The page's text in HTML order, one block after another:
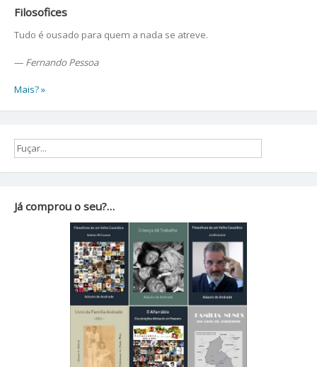
Filosofices
Tudo é ousado para quem a nada se atreve.
— Fernando Pessoa
Mais? »
Já comprou o seu?…